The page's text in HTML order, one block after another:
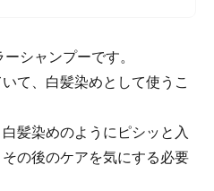
シャンプーです。
て、白髪染めとして使うこ
髪染めのようにピシッと入
の後のケアを気にする必要